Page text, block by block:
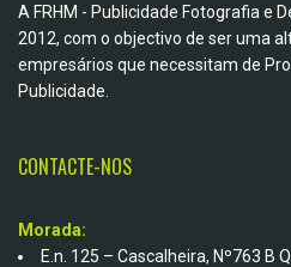
A FRHM - Publicidade Fotografia e
2012, com o objectivo de ser uma
empresários que necessitam de
Publicidade.
CONTACTE-NOS
Morada:
E.n. 125 – Cascalheira, Nº763 B